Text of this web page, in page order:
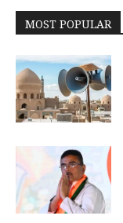
MOST POPULAR